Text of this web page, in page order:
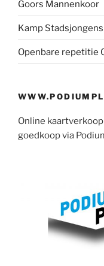
Goors Mannenkoor
Kamp
Openbare repetitie
Online
goedkoop via